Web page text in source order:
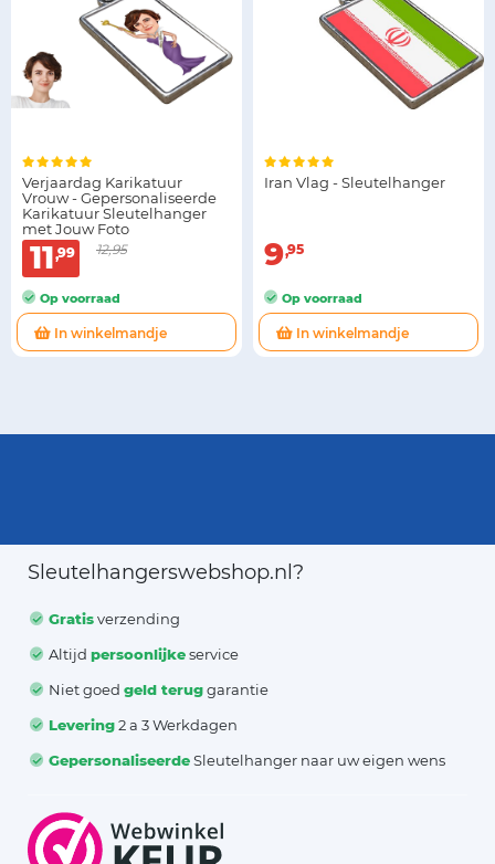
Verjaardag Karikatuur
Vrouw - Gepersonaliseerde
Karikatuur Sleutelhanger
met Jouw Foto
11 99 12,95
Op voorraad
In winkelmandje
Iran Vlag - Sleutelhanger
9 95
Op voorraad
In winkelmandje
Sleutelhangerswebshop.nl?
Gratisverzending
Altijdpersoonlijkeservice
Niet goedgeld teruggarantie
Levering2 a 3 Werkdagen
GepersonaliseerdeSleutelhanger naar uw eigen wens